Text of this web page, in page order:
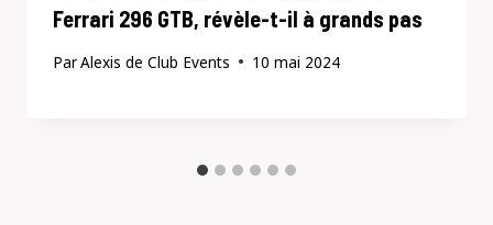
Ferrari 296 GTB, révèle-t-il à grands pas
ParAlexis de Club Events 10 mai 2024